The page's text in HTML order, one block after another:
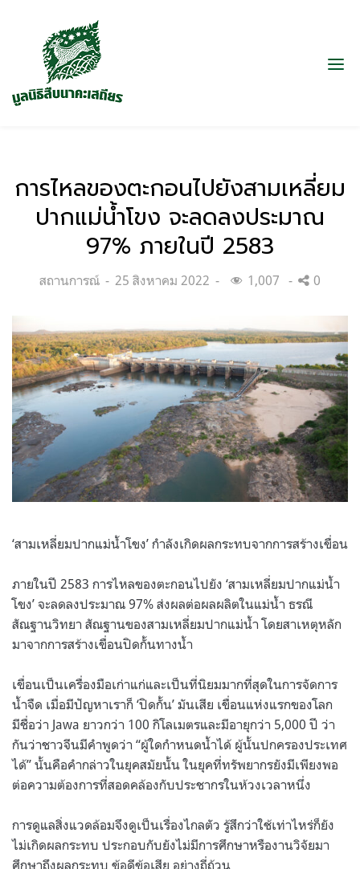
การไหลของตะกอนไปยังสามเหลี่ยม
ปากแม่น้ำโขง จะลดลงประมาณ
97% ภายในปี 2583
Categories:
สถานการณ์
Posted
25 สิงหาคม 2022 1,007 0
‘สามเหลี่ยมปากแม่น้ำโขง’ กำลังเกิดผลกระทบจากการสร้างเขื่อน
ภายในปี 2583 การไหลของตะกอนไปยัง ‘สามเหลี่ยมปากแม่น้ำ
โขง’ จะลดลงประมาณ 97% ส่งผลต่อผลผลิตในแม่น้ำ ธรณี
สัณฐานวิทยา สัณฐานของสามเหลี่ยมปากแม่น้ำ โดยสาเหตุหลัก
มาจากการสร้างเขื่อนปิดกั้นทางน้ำ
เขื่อนเป็นเครื่องมือเก่าแก่และเป็นที่นิยมมากที่สุดในการจัดการ
น้ำจืด เมื่อมีปัญหาเราก็ ‘ปิดกั้น’ มันเสีย เขื่อนแห่งแรกของโลก
มีชื่อว่า Jawa ยาวกว่า 100 กิโลเมตรและมีอายุกว่า 5,000 ปี ว่า
กันว่าชาวจีนมีคำพูดว่า “ผู้ใดกำหนดน้ำได้ ผู้นั้นปกครองประเทศ
ได้” นั้นคือคำกล่าวในยุคสมัยนั้น ในยุคที่ทรัพยากรยังมีเพียงพอ
ต่อความต้องการที่สอดคล้องกับประชากรในห้วงเวลาหนึ่ง
การดูแลสิ่งแวดล้อมจึงดูเป็นเรื่องไกลตัว รู้สึกว่าใช้เท่าไหร่ก็ยัง
ไม่เกิดผลกระทบ ประกอบกับยังไม่มีการศึกษาหรืองานวิจัยมา
ศึกษาถึงผลกระทบ ข้อดีข้อเสีย อย่างถี่ถ้วน